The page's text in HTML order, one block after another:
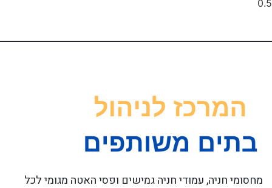
מחסומי חניה, עמודי חניה גמישים ופסי האטה מגומי לכל